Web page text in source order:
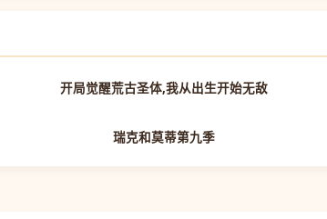
第70集已完结
开局觉醒荒古圣体,我从出生开始无敌
瑞克和莫蒂第九季